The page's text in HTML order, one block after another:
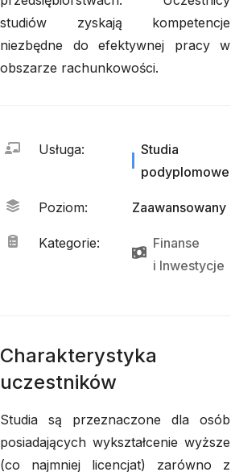
studiów zyskają kompetencje
niezbędne do efektywnej pracy w
obszarze rachunkowości.
Usługa:
Studia
podyplomowe
Poziom: Zaawansowany
Kategorie:
Finanse
i Inwestycje
Charakterystyka
uczestników
Studia są przeznaczone dla osób
posiadających wykształcenie wyższe
(co najmniej licencjat) zarówno z